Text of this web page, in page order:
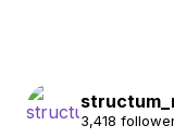
3,418